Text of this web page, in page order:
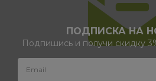
ПОДПИСКА НА
Подпишись и получи скидку